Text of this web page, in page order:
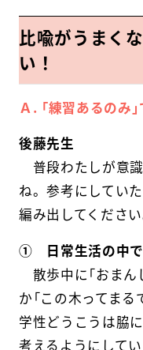
比喩がうまく
い！
Ａ. 「練習あるのみ」
後藤先生
普段わたしが意
ね。参考にしてい
編み出してください
① 日常生活の中で
散歩中に「おまん
か「この木ってま
学性どうこうは脇
考えるようにしてい